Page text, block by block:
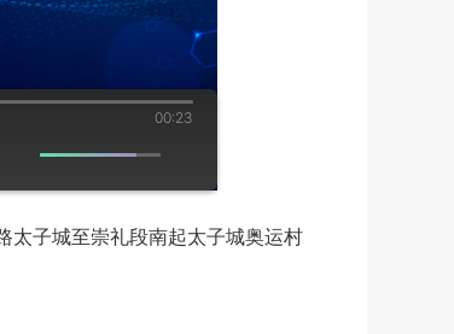
00:23
子城至崇礼段南起太子城奥运村